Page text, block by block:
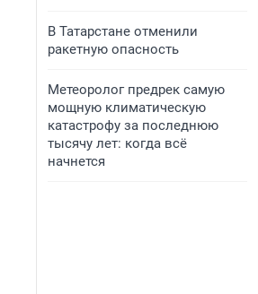
В Татарстане отменили
ракетную опасность
Метеоролог предрек самую
мощную климатическую
катастрофу за последнюю
тысячу лет: когда всё
начнется